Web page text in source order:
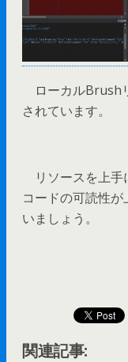
ローカルBrush
されています。
リソースを上手
コードの可読性
いましょう。
関連記事: